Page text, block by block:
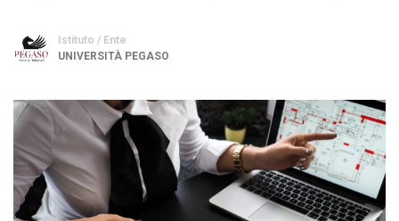
Istituto / Ente
UNIVERSITÀ PEGASO